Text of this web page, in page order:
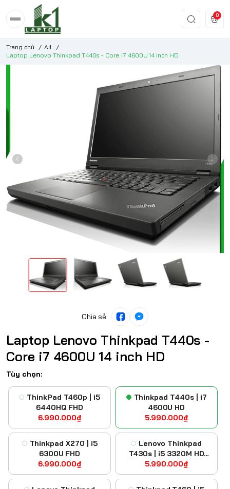
0
Trang chủ / All
/
Laptop Lenovo Thinkpad T440s - Core i7 4600U 14 inch HD
Chia sẻ
Laptop Lenovo Thinkpad T440s -
Core i7 4600U 14 inch HD
Tùy chọn:
ThinkPad T460p | i5
6440HQ FHD
6.990.000₫
Thinkpad T440s | i7
4600U HD
5.990.000₫
Thinkpad X270 | i5
6300U FHD
6.990.000₫
Lenovo Thinkpad
T430s | i5 3320M HD
Graphics 4000
5.990.000₫